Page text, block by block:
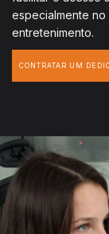
especialmente no
entretenimento.